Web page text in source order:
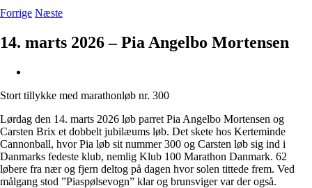
Forrige Næste
14. marts 2026 – Pia Angelbo Mortensen
billede
Stort tillykke med marathonløb nr. 300
Lørdag den 14. marts 2026 løb parret Pia Angelbo Mortensen og
Carsten Brix et dobbelt jubilæums løb. Det skete hos Kerteminde
Cannonball, hvor Pia løb sit nummer 300 og Carsten løb sig ind i
Danmarks fedeste klub, nemlig Klub 100 Marathon Danmark. 62
løbere fra nær og fjern deltog på dagen hvor solen tittede frem. Ved
målgang stod ”Piaspølsevogn” klar og brunsviger var der også.